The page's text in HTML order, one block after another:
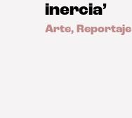
inercia’
Arte, Reportaje